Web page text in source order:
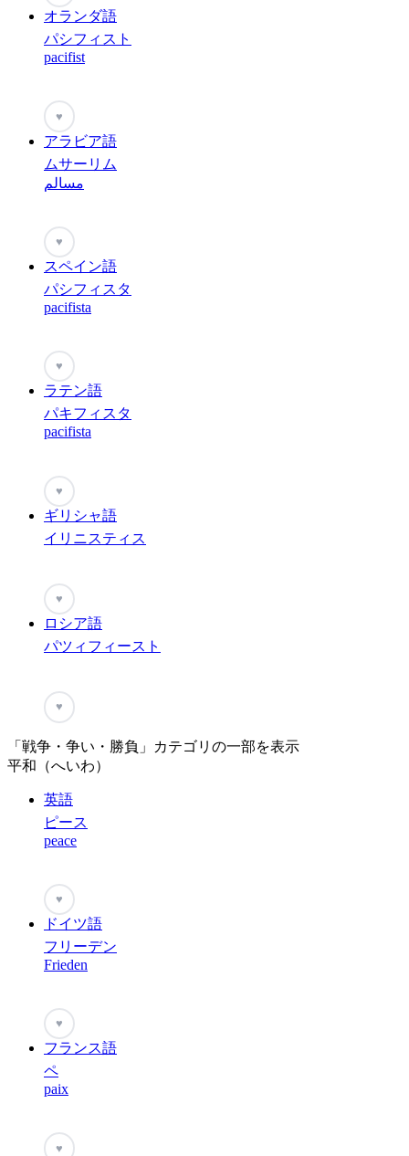
オランダ語
パシフィスト
pacifist
♥
アラビア語
ムサーリム
مسالم
♥
スペイン語
パシフィスタ
pacifista
♥
ラテン語
パキフィスタ
pacifista
♥
ギリシャ語
イリニスティス
♥
ロシア語
パツィフィースト
♥
「戦争・争い・勝負」カテゴリの一部を表示
平和（へいわ）
英語
ピース
peace
♥
ドイツ語
フリーデン
Frieden
♥
フランス語
ペ
paix
♥